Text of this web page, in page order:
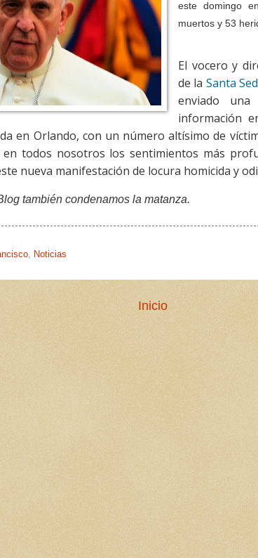
este domingo
muertos y 53
El vocero y
de la Santa
enviado
información
en Orlando, con un número altísimo de
en todos nosotros los sentimientos más
nueva manifestación de locura homicida y
también condenamos la matanza.
, Noticias
Inicio